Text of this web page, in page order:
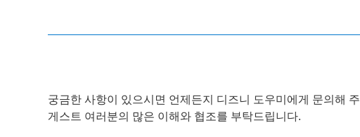
궁금한 사항이 있으시면 언제든지 디즈니 도우미에게 문의해
게스트 여러분의 많은 이해와 협조를 부탁드립니다.